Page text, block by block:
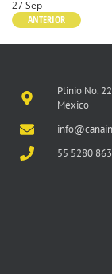
27 Sep
ANTERIOR
Plinio No.
México
55 5280